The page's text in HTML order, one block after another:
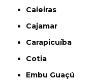
Caieiras
Cajamar
Carapicuíba
Cotia
Embu Guaçú